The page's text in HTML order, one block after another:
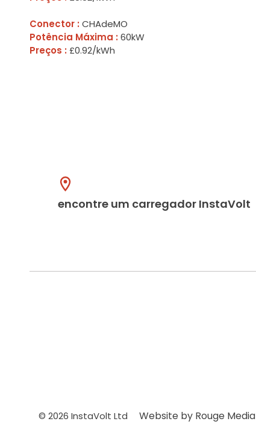
Conector : CHAdeMO
Potência Máxima : 60kW
Preços : £0.92/kWh
encontre um carregador InstaVolt
© 2026 InstaVolt Ltd Website by Rouge Media